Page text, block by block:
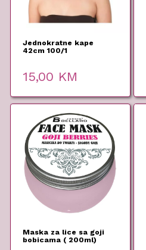
Jednokratne kape
42cm 100/1
15,00 KM
Maska za lice sa goji
bobicama ( 200ml)